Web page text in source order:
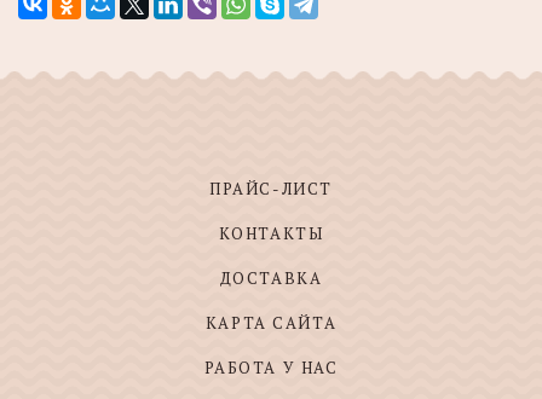
ПРАЙС-ЛИСТ
КОНТАКТЫ
ДОСТАВКА
КАРТА САЙТА
РАБОТА У НАС